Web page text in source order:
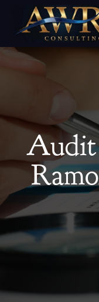
content
Audit